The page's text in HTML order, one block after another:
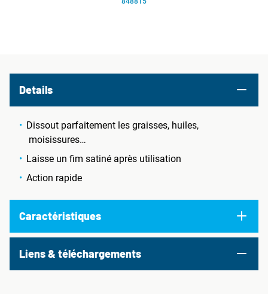
Details
Dissout parfaitement les graisses, huiles,
moisissures…
Laisse un fim satiné après utilisation
Action rapide
Caractéristiques
Liens & téléchargements